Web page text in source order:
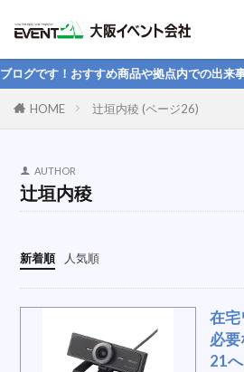
人をダメにするソファ
格安販売ワゴン
ガラガラ
テーブルクロス
角テーブル
ファンレンタル
元気
高枝トリマー
ステージ設営
支店MVP
イベント設営
保管
巨大ボール
です！おすすめ商品や拠点内での出来事を
HOME 辻垣内稜 (ページ26)
AUTHOR
辻垣内稜
新着順 人気順
在宅
必
21へ